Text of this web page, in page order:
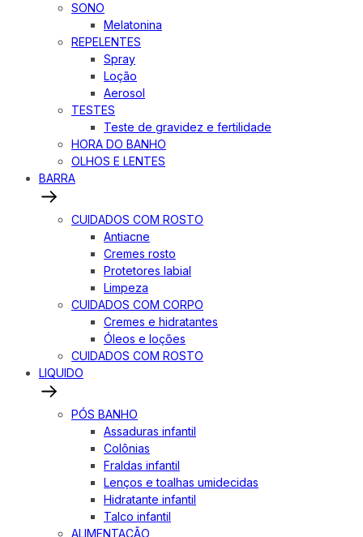
SONO
Melatonina
REPELENTES
Spray
Loção
Aerosol
TESTES
Teste de gravidez e fertilidade
HORA DO BANHO
OLHOS E LENTES
BARRA
CUIDADOS COM ROSTO
Antiacne
Cremes rosto
Protetores labial
Limpeza
CUIDADOS COM CORPO
Cremes e hidratantes
Óleos e loções
CUIDADOS COM ROSTO
LIQUIDO
PÓS BANHO
Assaduras infantil
Colônias
Fraldas infantil
Lenços e toalhas umidecidas
Hidratante infantil
Talco infantil
ALIMENTAÇÃO